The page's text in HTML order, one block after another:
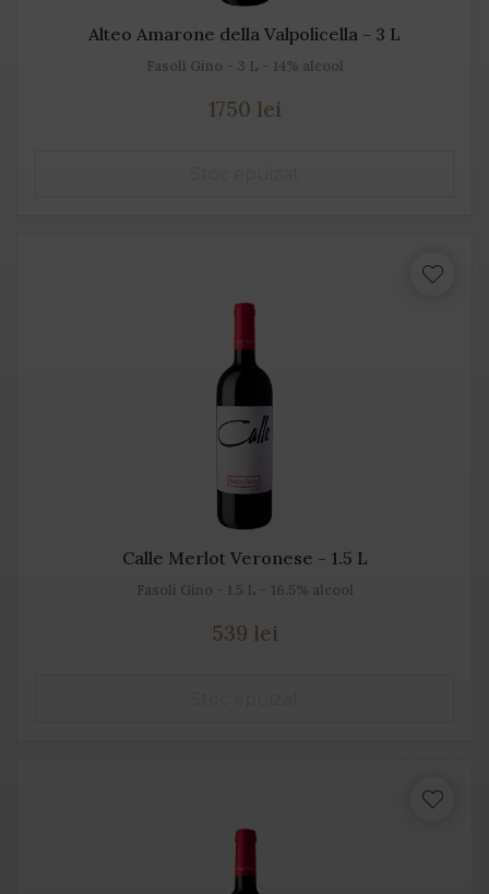
Alteo Amarone della Valpolicella - 3 L
Fasoli Gino - 3 L - 14% alcool
1750 lei
Calle Merlot Veronese - 1.5 L
Fasoli Gino - 1.5 L - 16.5% alcool
539 lei